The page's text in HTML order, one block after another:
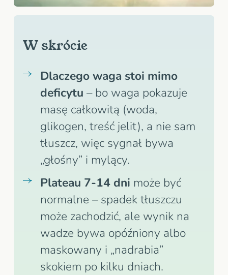
W skrócie
Dlaczego waga stoi mimo
deficytu – bo waga pokazuje
masę całkowitą (woda,
glikogen, treść jelit), a nie sam
tłuszcz, więc sygnał bywa
„głośny” i mylący.
Plateau 7-14 dni może być
normalne – spadek tłuszczu
może zachodzić, ale wynik na
wadze bywa opóźniony albo
maskowany i „nadrabia”
skokiem po kilku dniach.